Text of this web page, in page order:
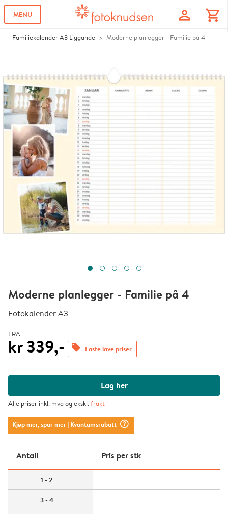
MENU profile shopping_cart
Familiekalender A3 Liggande Moderne planlegger - Familie på 4
Moderne planlegger - Familie på 4
Fotokalender A3
FRA
kr 339,- offers Faste lave priser
Lag her
Alle priser inkl. mva og ekskl.frakt
Kjøp mer, spar mer| Kvantumsrabatt question_mark_circle
Antall Pris per stk
1 - 2
3 - 4